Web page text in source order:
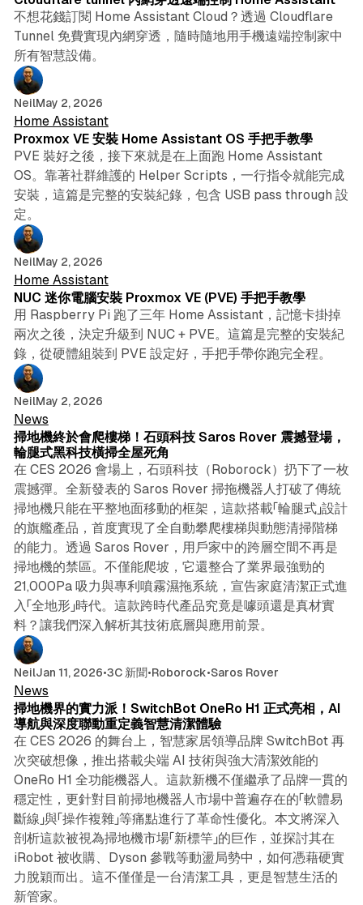
不想花錢訂閱 Home Assistant Cloud？透過 Cloudflare
Tunnel 免費實現內網穿透，隨時隨地用手機遠端控制家中
所有智慧設備。
NeilMay 2, 2026
Home Assistant
Proxmox VE 安裝 Home Assistant OS 手把手教學
PVE 裝好之後，接下來就是在上面跑 Home Assistant
OS。靠著社群維護的 Helper Scripts，一行指令就能完成
安裝，這篇是完整的安裝紀錄，包含 USB pass through 設
定。
NeilMay 2, 2026
Home Assistant
NUC 迷你電腦安裝 Proxmox VE (PVE) 手把手教學
用 Raspberry Pi 跑了三年 Home Assistant，記憶卡掛掉
兩次之後，決定升級到 NUC + PVE。這篇是完整的安裝紀
錄，從硬體組裝到 PVE 設定好，手把手帶你跑完全程。
NeilMay 2, 2026
News
掃地機終於會爬樓梯！石頭科技 Saros Rover 震撼登場，
輪腿式黑科技橫掃全屋死角
在 CES 2026 會場上，石頭科技（Roborock）扔下了一枚
震撼彈。全新發表的 Saros Rover 掃拖機器人打破了傳統
掃地機只能在平整地面移動的框架，這款搭載「輪腿式」設計
的旗艦產品，首度實現了全自動攀爬樓梯與動態清掃階梯
的能力。透過 Saros Rover，用戶家中的跨層空間不再是
掃地機的禁區。不僅能爬坡，它還整合了業界最強勁的
21,000Pa 吸力與專利噴霧濕拖系統，宣告家庭清潔正式進
入「全地形」時代。這款跨時代產品究竟是噱頭還是真材實
料？讓我們深入解析其技術底層與應用前景。
NeilJan 11, 2026•3C 新聞•Roborock•Saros Rover
News
掃地機界的實力派！SwitchBot OneRo H1 正式亮相，AI
導航與深度聯動重定義智慧清潔體驗
在 CES 2026 的舞台上，智慧家居領導品牌 SwitchBot 再
次突破想像，推出搭載尖端 AI 技術與強大清潔效能的
OneRo H1 全功能機器人。這款新機不僅繼承了品牌一貫的
穩定性，更針對目前掃地機器人市場中普遍存在的「軟體易
斷線」與「操作複雜」等痛點進行了革命性優化。本文將深入
剖析這款被視為掃地機市場「新標竿」的巨作，並探討其在
iRobot 被收購、Dyson 參戰等動盪局勢中，如何憑藉硬實
力脫穎而出。這不僅僅是一台清潔工具，更是智慧生活的
新管家。